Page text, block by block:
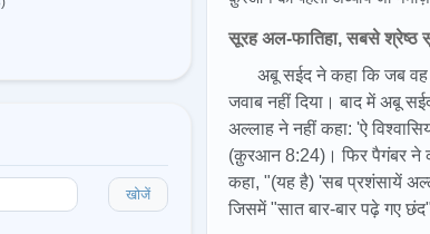
खोजें
सूरह अल-फातिहा, सबसे श्रेष्ठ
अबू सईद ने कहा कि जब वह
जवाब नहीं दिया। बाद में अबू
अल्लाह ने नहीं कहा: 'ऐ
(क़ुरआन 8:24)। फिर पैगंबर ने
कहा, "(यह है) 'सब प्रशंसायें
जिसमें "सात बार-बार पढ़े गए